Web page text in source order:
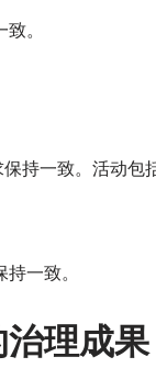
。
持一致。活动包
一致。
理成果